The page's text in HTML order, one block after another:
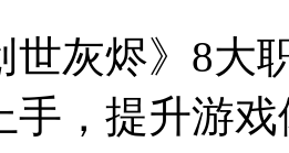
世灰烬》8大
手，提升游